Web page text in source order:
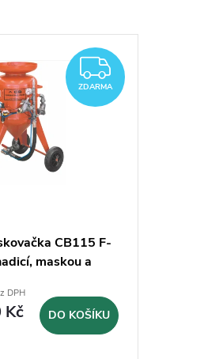
ZDARMA
CB115 F-
maskou a
DPH
Kč DO KOŠÍKU